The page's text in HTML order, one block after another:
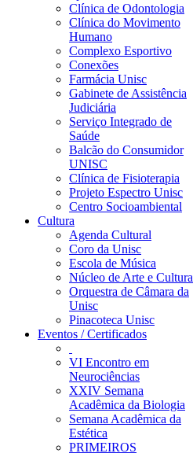
Clínica de Odontologia
Clínica do Movimento
Humano
Complexo Esportivo
Conexões
Farmácia Unisc
Gabinete de Assistência
Judiciária
Serviço Integrado de
Saúde
Balcão do Consumidor
UNISC
Clínica de Fisioterapia
Projeto Espectro Unisc
Centro Socioambiental
Cultura
Agenda Cultural
Coro da Unisc
Escola de Música
Núcleo de Arte e Cultura
Orquestra de Câmara da
Unisc
Pinacoteca Unisc
Eventos / Certificados
VI Encontro em
Neurociências
XXIV Semana
Acadêmica da Biologia
Semana Acadêmica da
Estética
PRIMEIROS